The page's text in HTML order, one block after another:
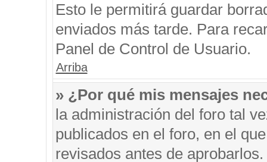
Esto le permitirá guardar
enviados más tarde. Para
Panel de Control de Usuario.
Arriba
» ¿Por qué mis mensajes
la administración del foro tal
publicados en el foro, en el
revisados antes de